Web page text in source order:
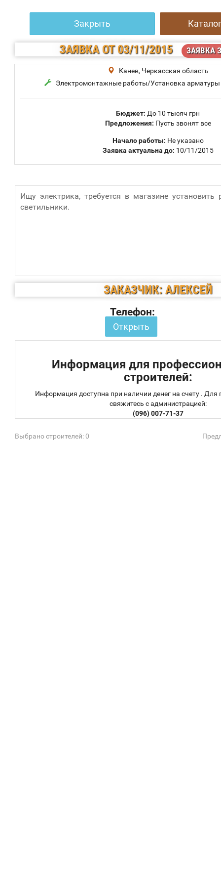
Закрыть
ЗАЯВКАОТ 03/11/2015 ЗАЯВКА
Канев, Черкасская область
Электромонтажные работы/Установка арматуры
Бюджет: До 10 тысяч грн
Предложения: Пусть звонят все
Начало работы: Не указано
Заявка актуальна до: 10/11/2015
Ищу электрика, требуется в магазине установить
светильники.
ЗАКАЗЧИК: АЛЕКСЕЙ
Телефон:
Открыть
Информация для
строителей:
Информация доступна при наличии денег на счету . Для
свяжитесь с администрацией:
(096) 007-71-37
Выбрано строителей: 0